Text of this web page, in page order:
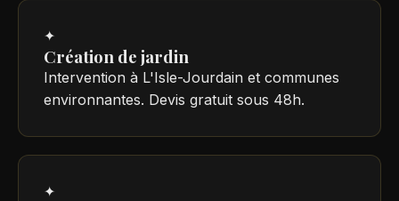
✦
Création de jardin
Intervention à L'Isle-Jourdain et communes
environnantes. Devis gratuit sous 48h.
✦